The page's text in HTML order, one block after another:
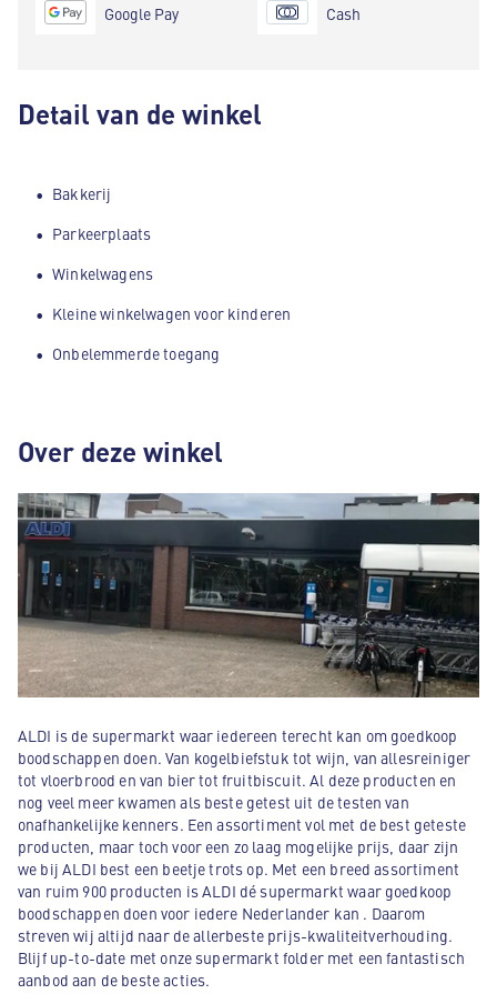
Google Pay Cash
Detail van de winkel
Bakkerij
Parkeerplaats
Winkelwagens
Kleine winkelwagen voor kinderen
Onbelemmerde toegang
Over deze winkel
ALDI is de supermarkt waar iedereen terecht kan om goedkoop
boodschappen doen. Van kogelbiefstuk tot wijn, van allesreiniger
tot vloerbrood en van bier tot fruitbiscuit. Al deze producten en
nog veel meer kwamen als beste getest uit de testen van
onafhankelijke kenners. Een assortiment vol met de best geteste
producten, maar toch voor een zo laag mogelijke prijs, daar zijn
we bij ALDI best een beetje trots op. Met een breed assortiment
van ruim 900 producten is ALDI dé supermarkt waar goedkoop
boodschappen doen voor iedere Nederlander kan . Daarom
streven wij altijd naar de allerbeste prijs-kwaliteitverhouding.
Blijf up-to-date met onze supermarkt folder met een fantastisch
aanbod aan de beste acties.